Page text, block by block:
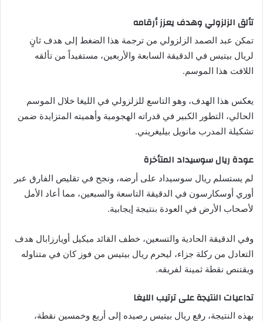
تألق الزلزولي وهدف يعزز أرقامه
تمكن عبد الصمد الزلزولي من ترجمة هذا الضغط إلى هدف ثانٍ
لريال بيتيس في الدقيقة السابعة والأربعين، مستفيداً من تألقه
اللافت هذا الموسم.
يعكس هذا الهدف، وهو التاسع للزلزولي في الليغا خلال الموسم
الحالي، التطور الكبير في قدراته الهجومية وأهميته المتزايدة ضمن
تشكيلة المدرب مانويل بيليغريني.
عودة ريال سوسيداد المتأخرة
لم يستسلم ريال سوسيداد على أرضه، ونجح في تقليص الفارق عبر
أوري أوسكارسون في الدقيقة التاسعة والسبعين، مما أعاد الأمل
لأصحاب الأرض في العودة بنتيجة إيجابية.
وفي الدقيقة الحادية والتسعين، خطف القائد ميكيل أويارزابال هدف
التعادل من ركلة جزاء، ليحرم ريال بيتيس من فوز كان في متناوله
ويقتنص نقطة ثمينة لفريقه.
تداعيات النتيجة على ترتيب الليغا
بهذه النتيجة، رفع ريال بيتيس رصيده إلى أربع وخمسين نقطة،